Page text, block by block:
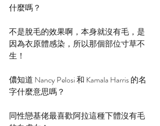
什麼嗎？
不是脫毛的效果啊，本身就沒有毛，是
因為衣原體感染，所以那個部位寸草不
生！
儂知道 Nancy Pelosi 和 Kamala Harris 的名
字什麼意思嗎？
同性戀基佬最喜歡阿拉這種下體沒有毛